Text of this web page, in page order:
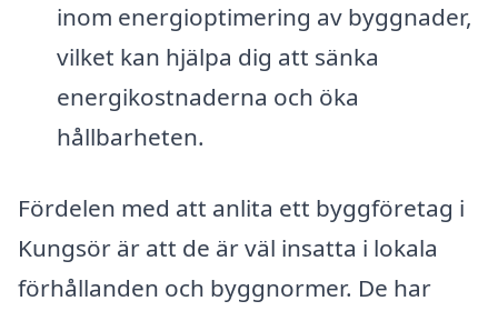
inom energioptimering av byggnader,
vilket kan hjälpa dig att sänka
energikostnaderna och öka
hållbarheten.
Fördelen med att anlita ett byggföretag i
Kungsör är att de är väl insatta i lokala
förhållanden och byggnormer. De har